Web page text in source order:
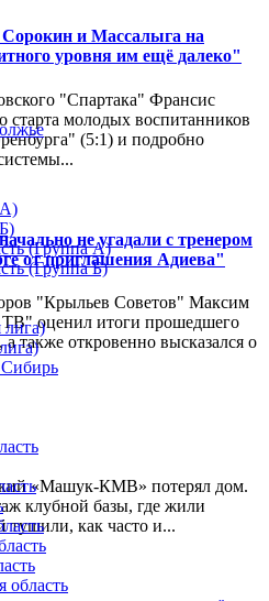
и Массалыга на
уровня им ещё далеко"
"Спартака" Франсис
старта молодых воспитанников
(5:1) и подробно
не угадали с тренером
от приглашения Адиева"
"Крыльев Советов" Максим
оценил итоги прошедшего
а также откровенно высказался о
«Машук-КМВ» потерял дом.
клубной базы, где жили
тушили, как часто и...
(Группа А)
(Группа Б)
Сибирь
область